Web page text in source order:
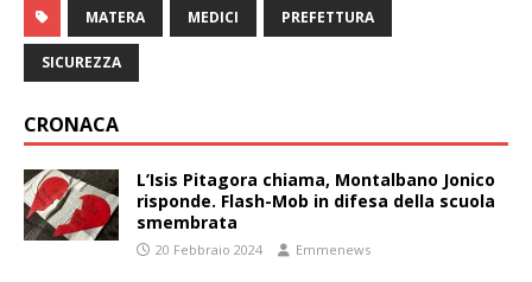
MATERA MEDICI PREFETTURA
SICUREZZA
CRONACA
L’Isis Pitagora chiama, Montalbano Jonico
risponde. Flash-Mob in difesa della scuola
smembrata
20 Febbraio 2024 Emmenews